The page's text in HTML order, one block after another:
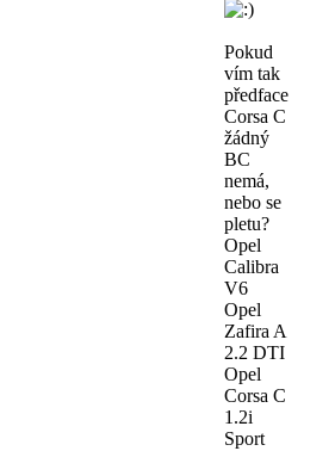
Pokud
vím tak
předface
Corsa C
žádný
BC
nemá,
nebo se
pletu?
Opel
Calibra
V6
Opel
Zafira A
2.2 DTI
Opel
Corsa C
1.2i
Sport